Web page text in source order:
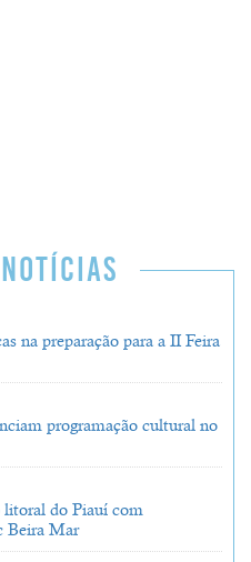
na preparação para a II Feira
programação cultural no
litoral do Piauí com
Beira Mar